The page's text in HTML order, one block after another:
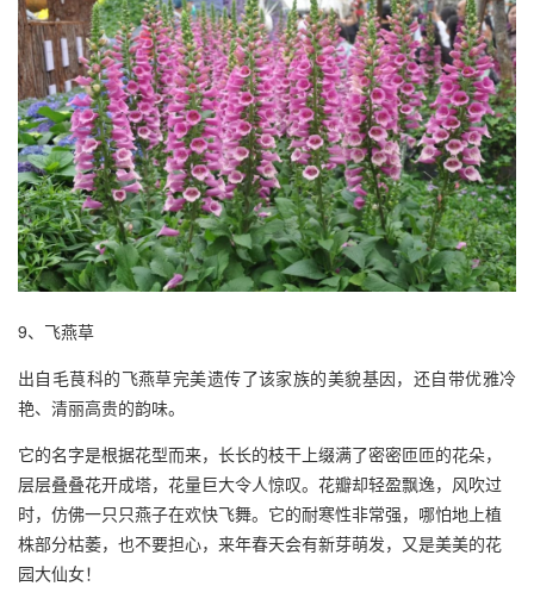
9、飞燕草
出自毛茛科的飞燕草完美遗传了该家族的美貌基因，还自带优雅冷
艳、清丽高贵的韵味。
它的名字是根据花型而来，长长的枝干上缀满了密密匝匝的花朵，
层层叠叠花开成塔，花量巨大令人惊叹。花瓣却轻盈飘逸，风吹过
时，仿佛一只只燕子在欢快飞舞。它的耐寒性非常强，哪怕地上植
株部分枯萎，也不要担心，来年春天会有新芽萌发，又是美美的花
园大仙女！